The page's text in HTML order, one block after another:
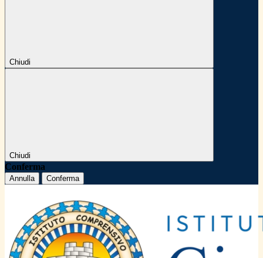
Chiudi
Chiudi
Conferma
Annulla Conferma